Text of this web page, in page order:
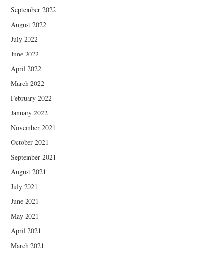
September 2022
August 2022
July 2022
June 2022
April 2022
March 2022
February 2022
January 2022
November 2021
October 2021
September 2021
August 2021
July 2021
June 2021
May 2021
April 2021
March 2021